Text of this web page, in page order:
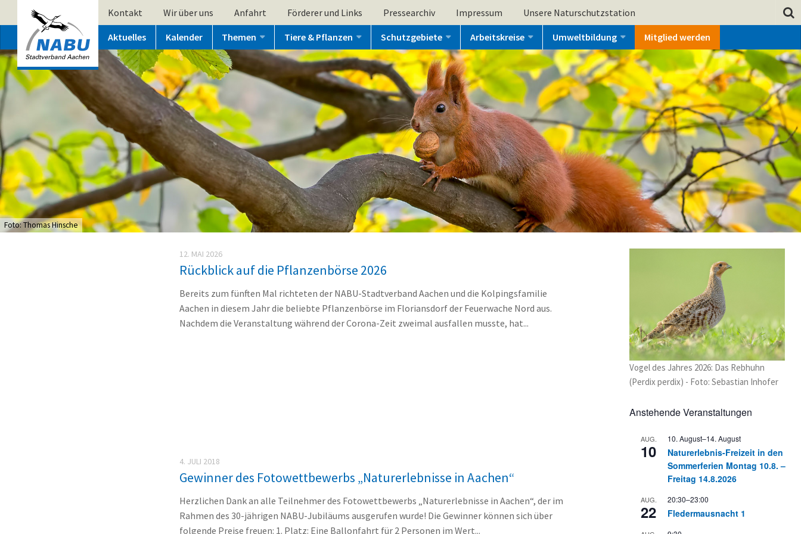
Kontakt Wir über uns Anfahrt Förderer und Links Pressearchiv Impressum Unsere Naturschutzstation
Aktuelles Kalender Themen Tiere & Pflanzen Schutzgebiete Arbeitskreise Umweltbildung Mitglied werden
Foto: Thomas Hinsche
12. MAI 2026
Rückblick auf die Pflanzenbörse 2026
Bereits zum fünften Mal richteten der NABU-Stadtverband Aachen und die Kolpingsfamilie
Aachen in diesem Jahr die beliebte Pflanzenbörse im Floriansdorf der Feuerwache Nord aus.
Nachdem die Veranstaltung während der Corona-Zeit zweimal ausfallen musste, hat...
4. JULI 2018
Gewinner des Fotowettbewerbs „Naturerlebnisse in Aachen“
Herzlichen Dank an alle Teilnehmer des Fotowettbewerbs „Naturerlebnisse in Aachen“, der im
Rahmen des 30-jährigen NABU-Jubiläums ausgerufen wurde! Die Gewinner können sich über
folgende Preise freuen: 1. Platz: Eine Ballonfahrt für 2 Personen im Wert...
Vogel des Jahres 2026: Das Rebhuhn
(Perdix perdix) - Foto: Sebastian Inhofer
Anstehende Veranstaltungen
AUG.
10
10. August–14. August
Naturerlebnis-Freizeit in den
Sommerferien Montag 10.8. –
Freitag 14.8.2026
AUG.
22
20:30–23:00
Fledermausnacht 1